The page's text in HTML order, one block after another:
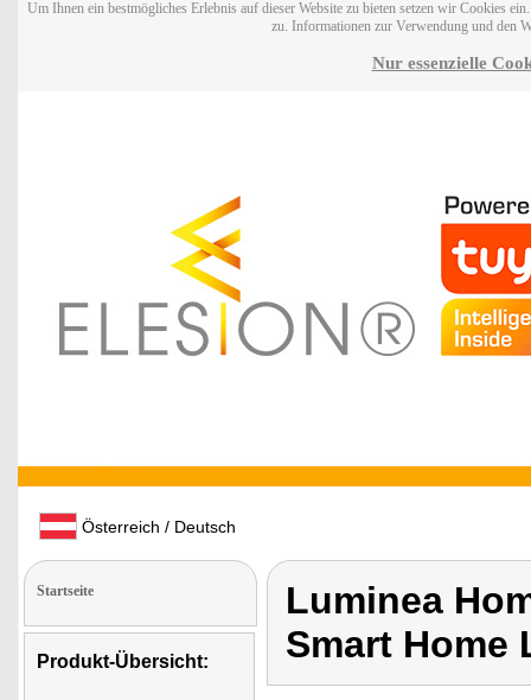
Um Ihnen ein bestmögliches Erlebnis auf dieser Website zu bieten setzen wir Cookies
zu. Informationen zur Verwendung und den
Nur essenzielle
Österreich / Deutsch
Startseite
Produkt-Übersicht:
Luminea
Smart Home